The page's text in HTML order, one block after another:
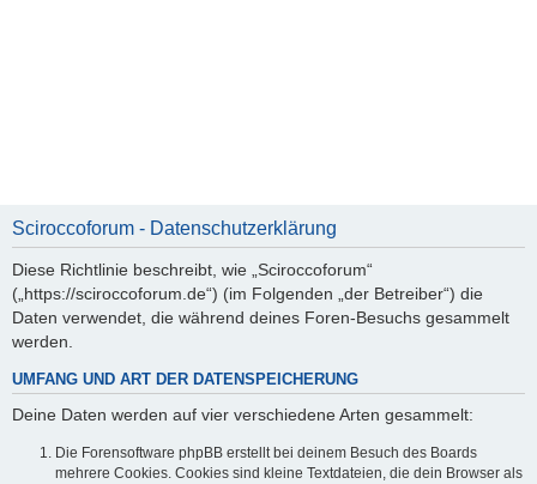
Sciroccoforum - Datenschutzerklärung
Diese Richtlinie beschreibt, wie „Sciroccoforum“
(„https://sciroccoforum.de“) (im Folgenden „der Betreiber“) die
Daten verwendet, die während deines Foren-Besuchs gesammelt
werden.
UMFANG UND ART DER DATENSPEICHERUNG
Deine Daten werden auf vier verschiedene Arten gesammelt:
Die Forensoftware phpBB erstellt bei deinem Besuch des Boards
mehrere Cookies. Cookies sind kleine Textdateien, die dein Browser als